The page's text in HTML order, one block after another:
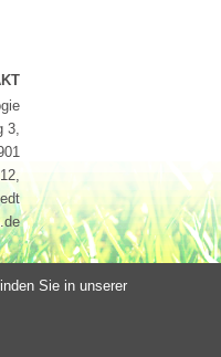
3,
Sie in unserer